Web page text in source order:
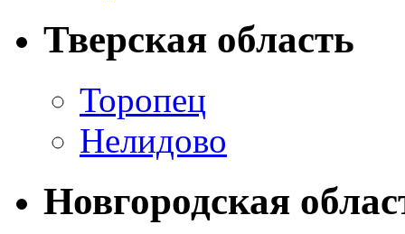
Тверская область
Торопец
Нелидово
Новгородская